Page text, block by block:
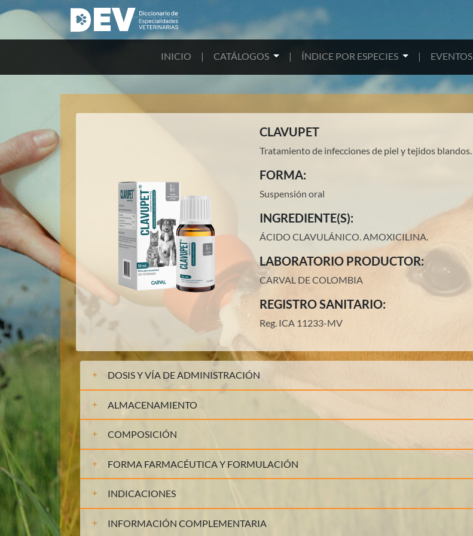
INICIO | CATÁLOGOS | ÍNDICE POR ESPECIES | EVENTOS
CLAVUPET
Tratamiento de infecciones de piel y tejidos blandos.
FORMA:
Suspensión oral
INGREDIENTE(S):
ÁCIDO CLAVULÁNICO.AMOXICILINA.
LABORATORIO PRODUCTOR:
CARVAL DE COLOMBIA
REGISTRO SANITARIO:
Reg. ICA 11233-MV
DOSIS Y VÍA DE ADMINISTRACIÓN
ALMACENAMIENTO
COMPOSICIÓN
FORMA FARMACÉUTICA Y FORMULACIÓN
INDICACIONES
INFORMACIÓN COMPLEMENTARIA